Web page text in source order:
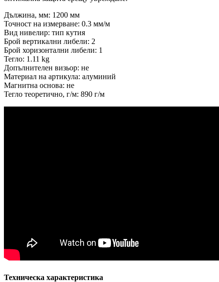
Дължина, мм: 1200 мм
Точност на измерване: 0.3 мм/м
Вид нивелир: тип кутия
Брой вертикални либели: 2
Брой хоризонтални либели: 1
Тегло: 1.11 kg
Допълнителен визьор: не
Материал на артикула: алуминий
Магнитна основа: не
Тегло теоретично, г/м: 890 г/м
Техническа характеристика